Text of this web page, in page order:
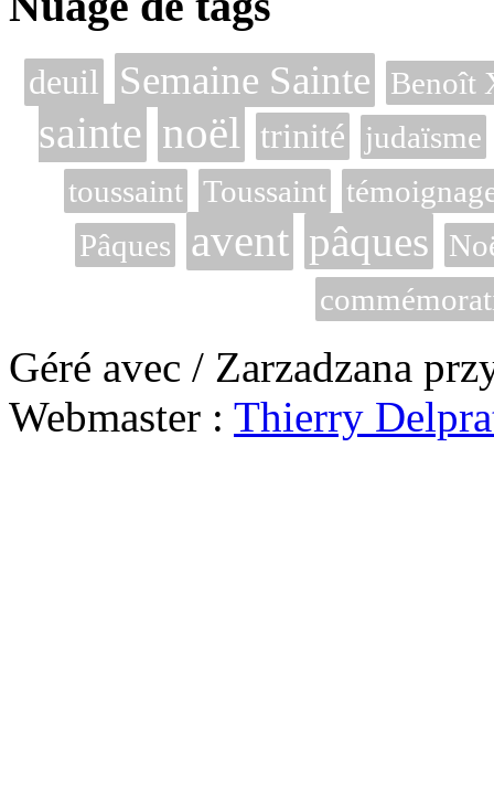
deuil Semaine Sainte Benoît
sainte noël trinité
judaïsme
toussaint Toussaint
Pâques
avent pâques
Géré avec / Zarzadzana
Webmaster : Thierry